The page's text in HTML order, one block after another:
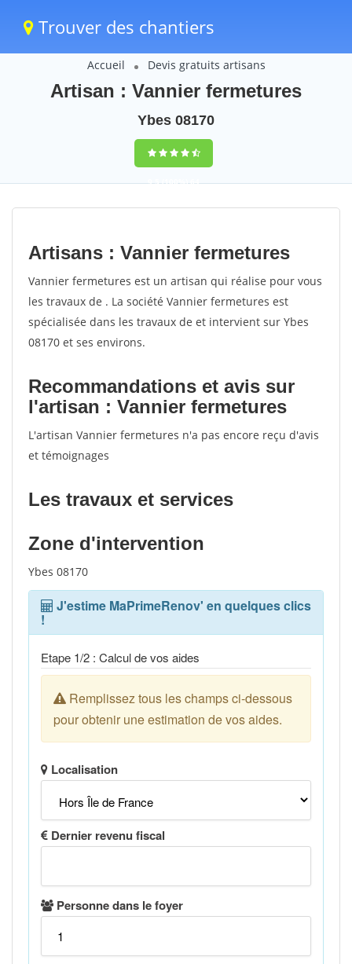
Trouver des chantiers
Accueil Devis gratuits artisans
Artisan : Vannier fermetures
Ybes 08170
9,5(100%)64
votes
Artisans : Vannier fermetures
Vannier fermetures est un artisan qui réalise pour vous
les travaux de . La société Vannier fermetures est
spécialisée dans les travaux de et intervient sur Ybes
08170 et ses environs.
Recommandations et avis sur
l'artisan : Vannier fermetures
L'artisan Vannier fermetures n'a pas encore reçu d'avis
et témoignages
Les travaux et services
Zone d'intervention
Ybes 08170